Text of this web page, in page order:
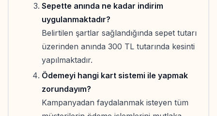
Sepette anında ne kadar indirim
uygulanmaktadır?
Belirtilen şartlar sağlandığında sepet tutarı
üzerinden anında 300 TL tutarında kesinti
yapılmaktadır.
Ödemeyi hangi kart sistemi ile yapmak
zorundayım?
Kampanyadan faydalanmak isteyen tüm